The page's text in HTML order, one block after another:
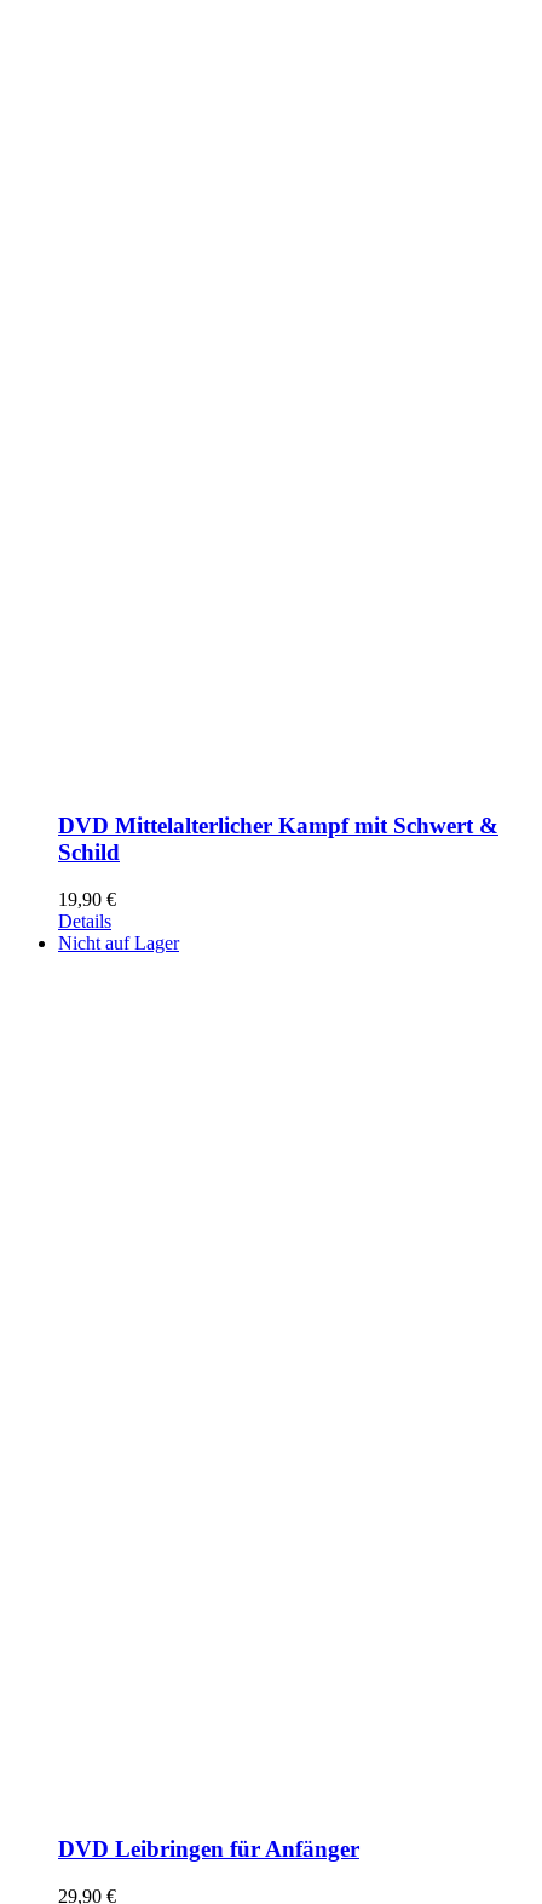
DVD Mittelalterlicher Kampf mit Schwert &
Schild
19,90 €
Details
Nicht auf Lager
DVD Leibringen für Anfänger
29,90 €